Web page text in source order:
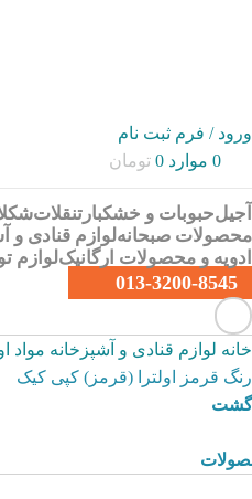
ورود / فرم ثبت نام
0 موارد 0 تومان
آجیلحبوبات و خشکبار تنقلات
محصولات صبحانهلوازم قنادی و
ادویه و محصولات ارگانیکلوازم
013-3200-8545
خانه لوازم قنادی و آشپزخانه مواد
رنگ قرمز اولترا (قرمز) کپی کیک